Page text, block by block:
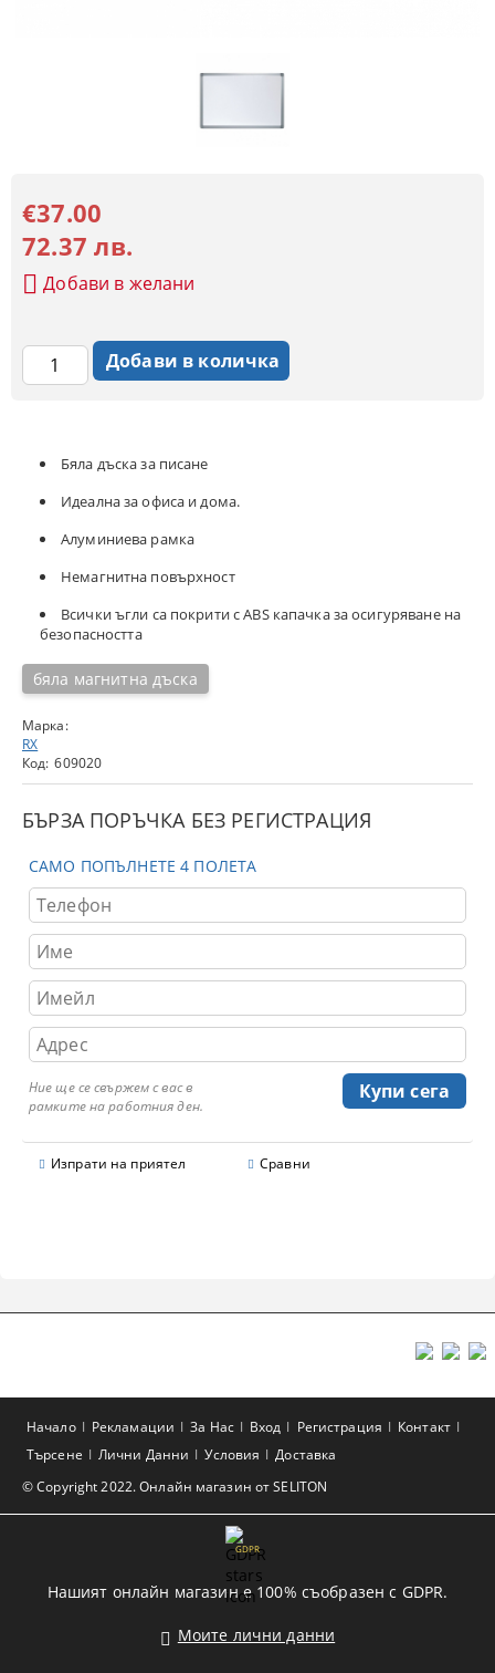
Бяла дъска за писане
Идеална за офиса и дома.
Алуминиева рамка
Немагнитна повърхност
Всички ъгли са покрити с ABS капачка за осигуряване на
безопасността
бяла магнитна дъска
Марка:
RX
Код: 609020
БЪРЗА ПОРЪЧКА БЕЗ РЕГИСТРАЦИЯ
САМО ПОПЪЛНЕТЕ 4 ПОЛЕТА
Ние ще се свържем с вас в
рамките на работния ден.
Изпрати на приятел Сравни
€37.00
72.37 лв.
Добави в желани
© Copyright 2022. Онлайн магазин от SELITON
Начало Рекламации За Нас Вход Регистрация
Контакт
Търсене
Лични Данни Условия Доставка
GDPR
Нашият онлайн магазин е 100% съобразен с GDPR.
Моите лични данни